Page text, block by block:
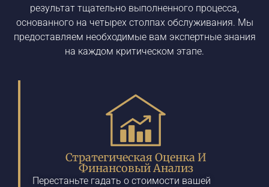
результат тщательно выполненного процесса,
основанного на четырех столпах обслуживания. Мы
предоставляем необходимые вам экспертные знания
на каждом критическом этапе.
Стратегическая Оценка И
Финансовый Анализ
Перестаньте гадать о стоимости вашей